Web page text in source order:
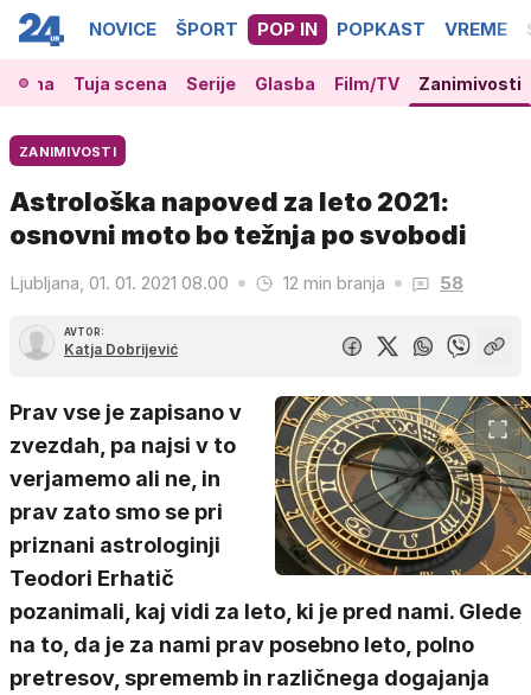
NOVICE ŠPORT POP IN POPKAST VREME
Tuja scena Serije Glasba Film/TV Zanimivosti
ZANIMIVOSTI
Astrološka napoved za leto 2021:
osnovni moto bo težnja po svobodi
Ljubljana, 01. 01. 2021 08.00 12 min branja 58
AVTOR:
Katja Dobrijević
Prav vse je zapisano v
zvezdah, pa najsi v to
verjamemo ali ne, in
prav zato smo se pri
priznani astrologinji
Teodori Erhatič
pozanimali, kaj vidi za leto, ki je pred nami. Glede
na to, da je za nami prav posebno leto, polno
pretresov, sprememb in različnega dogajanja